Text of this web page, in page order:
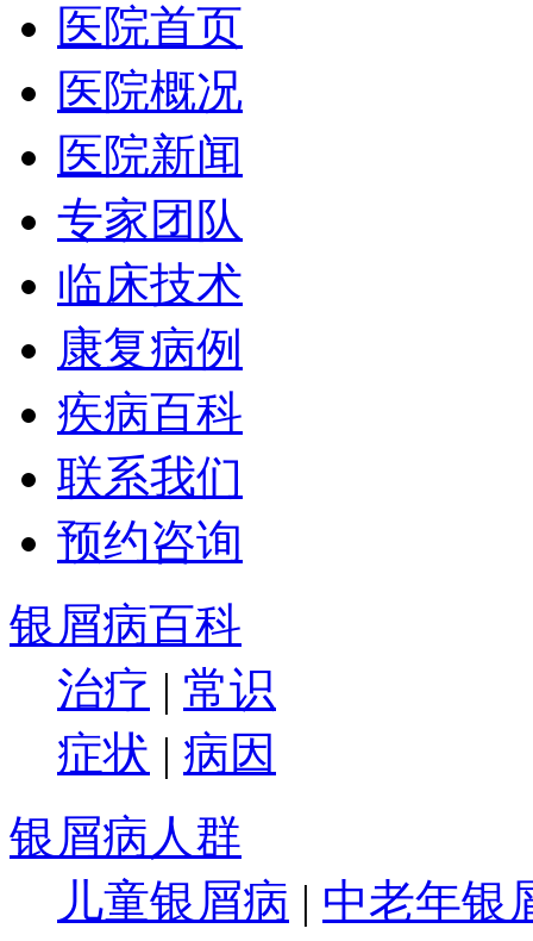
医院首页
医院概况
医院新闻
专家团队
临床技术
康复病例
疾病百科
联系我们
预约咨询
银屑病百科
治疗 | 常识
症状 | 病因
银屑病人群
儿童银屑病 | 中老年银